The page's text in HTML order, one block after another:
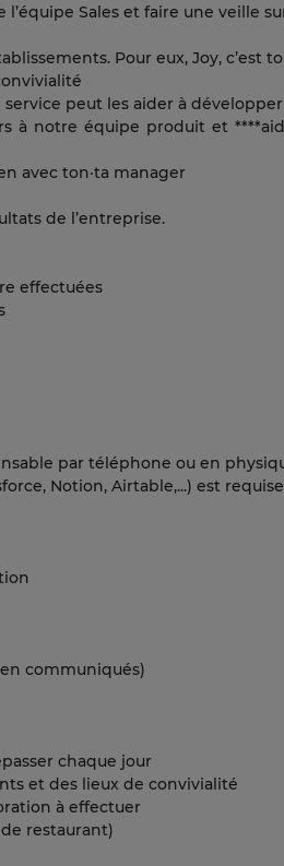
Sales et faire une veille
Pour eux, Joy, c’est
peut les aider à développer
à notre équipe produit et
avec ton·ta manager
de l’entreprise.
effectuées
par téléphone ou en
Notion, Airtable,...) est requise
communiqués)
chaque jour
et des lieux de convivialité
à effectuer
restaurant)